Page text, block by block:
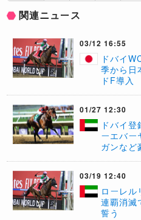
関連ニュース
03/12 16:55
ドバイ
季から
ドF導入
01/27 12:30
ドバイ
ーエバー
ガンなど
03/19 12:40
ローレル
連覇消滅
誓う